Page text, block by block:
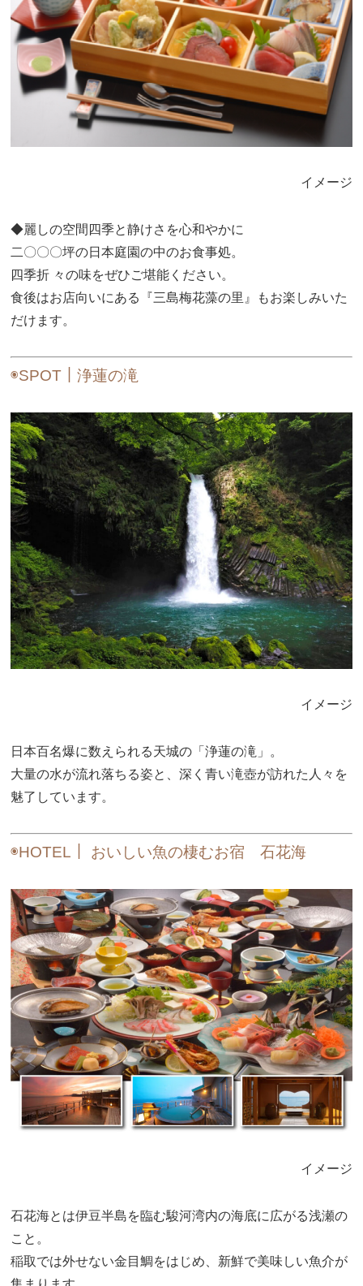
イメージ
◆麗しの空間四季と静けさを心和やかに
二〇〇〇坪の日本庭園の中のお食事処。
四季折 々の味をぜひご堪能ください。
食後はお店向いにある『三島梅花藻の里』もお楽しみいた
だけます。
◉SPOT｜浄蓮の滝
イメージ
日本百名爆に数えられる天城の「浄蓮の滝」。
大量の水が流れ落ちる姿と、深く青い滝壺が訪れた人々を
魅了しています。
◉HOTEL｜ おいしい魚の棲むお宿 石花海
イメージ
石花海とは伊豆半島を臨む駿河湾内の海底に広がる浅瀬の
こと。
稲取では外せない金目鯛をはじめ、新鮮で美味しい魚介が